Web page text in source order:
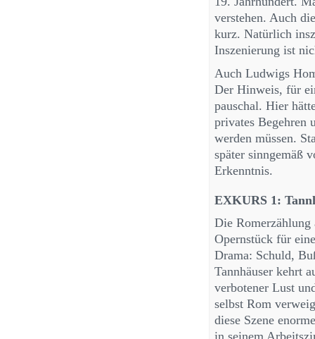
verstehen. Auch
kurz. Natürlich
Inszenierung ist
Auch Ludwigs
Der Hinweis, für
pauschal. Hier
privates Begehren
werden müssen.
später sinngemäß
Erkenntnis.
EXKURS 1:
Die Romerzählung
Opernstück für
Drama: Schuld,
Tannhäuser kehrt
verbotener Lust
selbst Rom
diese Szene
in seinem